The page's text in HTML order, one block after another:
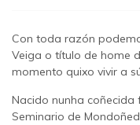
Con toda razón
Veiga o título de home
momento quixo vivir a
Nacido nunha coñecida
Seminario de